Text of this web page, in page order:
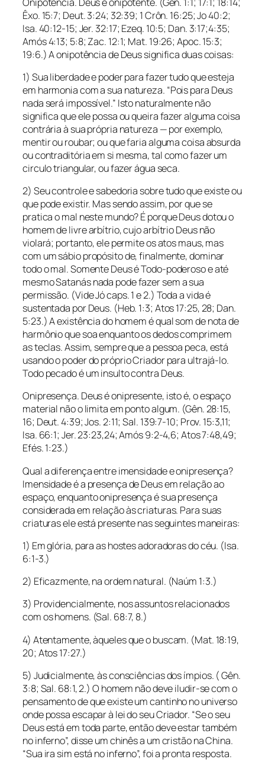
Êxo. 15:7; Deut. 3:24; 32:39; 1 Crôn. 16:25; Jo 40:2;
Isa. 40:12-15; Jer. 32:17; Ezeq. 10:5; Dan. 3:17;4:35;
Amós 4:13; 5:8; Zac. 12:1; Mat. 19:26; Apoc. 15:3;
19:6.) A onipotência de Deus significa duas coisas:
1) Sua liberdade e poder para fazer tudo que esteja
em harmonia com a sua natureza. “Pois para Deus
nada será impossível.” Isto naturalmente não
significa que ele possa ou queira fazer alguma coisa
contrária à sua própria natureza — por exemplo,
mentir ou roubar; ou que faria alguma coisa absurda
ou contraditória em si mesma, tal como fazer um
circulo triangular, ou fazer água seca.
2) Seu controle e sabedoria sobre tudo que existe ou
que pode existir. Mas sendo assim, por que se
pratica o mal neste mundo? É porque Deus dotou o
homem de livre arbítrio, cujo arbítrio Deus não
violará; portanto, ele permite os atos maus, mas
com um sábio propósito de, finalmente, dominar
todo o mal. Somente Deus é Todo-poderoso e até
mesmo Satanás nada pode fazer sem a sua
permissão. (Vide Jó caps. 1 e 2.) Toda a vida é
sustentada por Deus. (Heb. 1:3; Atos 17:25, 28; Dan.
5:23.) A existência do homem é qual som de nota de
harmônio que soa enquanto os dedos comprimem
as teclas. Assim, sempre que a pessoa peca, está
usando o poder do próprio Criador para ultrajá-lo.
Todo pecado é um insulto contra Deus.
Onipresença. Deus é onipresente, isto é, o espaço
material não o limita em ponto algum. (Gên. 28:15,
16; Deut. 4:39; Jos. 2:11; Sal. 139:7-10; Prov. 15:3,11;
Isa. 66:1; Jer. 23:23,24; Amós 9:2-4,6; Atos 7:48,49;
Efés. 1:23.)
Qual a diferença entre imensidade e onipresença?
Imensidade é a presença de Deus em relação ao
espaço, enquanto onipresença é sua presença
considerada em relação às criaturas. Para suas
criaturas ele está presente nas seguintes maneiras:
1) Em glória, para as hostes adoradoras do céu. (Isa.
6:1-3.)
2) Eficazmente, na ordem natural. (Naúm 1:3.)
3) Providencialmente, nos assuntos relacionados
com os homens. (Sal. 68:7, 8.)
4) Atentamente, àqueles que o buscam. (Mat. 18:19,
20; Atos 17:27.)
5) Judicialmente, às consciências dos ímpios. ( Gên.
3:8; Sal. 68:1, 2.) O homem não deve iludir-se com o
pensamento de que existe um cantinho no universo
onde possa escapar à lei do seu Criador. “Se o seu
Deus está em toda parte, então deve estar também
no inferno”, disse um chinês a um cristão na China.
“Sua ira sim está no inferno”, foi a pronta resposta.